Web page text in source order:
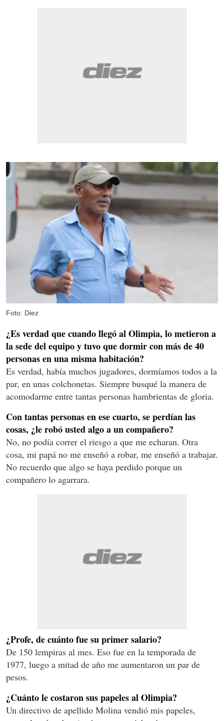
Foto: Diez
¿Es verdad que cuando llegó al Olimpia, lo metieron a
la sede del equipo y tuvo que dormir con más de 40
personas en una misma habitación?
Es verdad, había muchos jugadores, dormíamos todos a la
par, en unas colchonetas. Siempre busqué la manera de
acomodarme entre tantas personas hambrientas de gloria.
Con tantas personas en ese cuarto, se perdían las
cosas, ¿le robó usted algo a un compañero?
No, no podía correr el riesgo a que me echaran. Otra
cosa, mi papá no me enseñó a robar, me enseñó a trabajar.
No recuerdo que algo se haya perdido porque un
compañero lo agarrara.
¿Profe, de cuánto fue su primer salario?
De 150 lempiras al mes. Eso fue en la temporada de
1977, luego a mitad de año me aumentaron un par de
pesos.
¿Cuánto le costaron sus papeles al Olimpia?
Un directivo de apellido Molina vendió mis papeles,